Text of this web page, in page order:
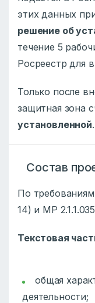
этих данных
решение об
течение 5
Росреестр для
Только после
защитная зона
установленной.
Состав
По
14) и МР
Текстовая
общая
деятельности;